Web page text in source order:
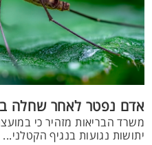
אדם נפטר לאחר שחלה
משרד הבריאות מזהיר כי
יתושות נגועות בנגיף הקטלני...